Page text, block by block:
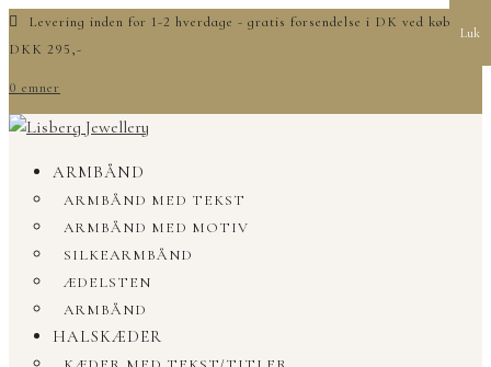
Levering inden for 1-2 hverdage - gratis forsendelse i DK ved køb over
DKK 295,-
0 emner
ARMBÅND
ARMBÅND MED TEKST
ARMBÅND MED MOTIV
SILKEARMBÅND
ÆDELSTEN
ARMBÅND
HALSKÆDER
Luk